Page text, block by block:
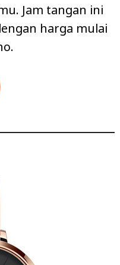
Jam tangan ini
harga mulai